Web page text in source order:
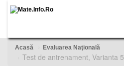
Acasă Evaluarea Naţională
Test de antrenament, Varianta 5